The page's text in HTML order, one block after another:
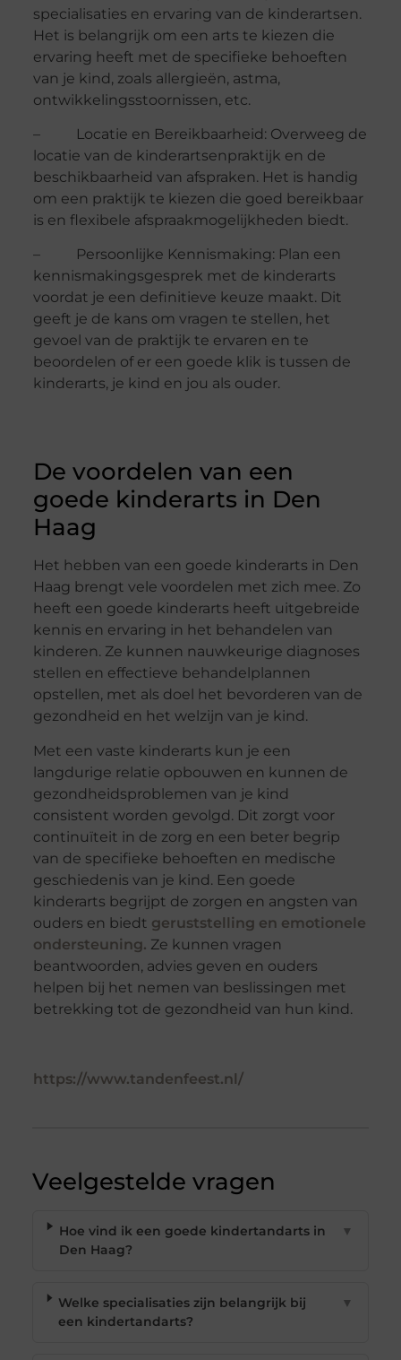
specialisaties en ervaring van de kinderartsen.
Het is belangrijk om een arts te kiezen die
ervaring heeft met de specifieke behoeften
van je kind, zoals allergieën, astma,
ontwikkelingsstoornissen, etc.
– Locatie en Bereikbaarheid: Overweeg de
locatie van de kinderartsenpraktijk en de
beschikbaarheid van afspraken. Het is handig
om een praktijk te kiezen die goed bereikbaar
is en flexibele afspraakmogelijkheden biedt.
– Persoonlijke Kennismaking: Plan een
kennismakingsgesprek met de kinderarts
voordat je een definitieve keuze maakt. Dit
geeft je de kans om vragen te stellen, het
gevoel van de praktijk te ervaren en te
beoordelen of er een goede klik is tussen de
kinderarts, je kind en jou als ouder.
De voordelen van een
goede kinderarts in Den
Haag
Het hebben van een goede kinderarts in Den
Haag brengt vele voordelen met zich mee. Zo
heeft een goede kinderarts heeft uitgebreide
kennis en ervaring in het behandelen van
kinderen. Ze kunnen nauwkeurige diagnoses
stellen en effectieve behandelplannen
opstellen, met als doel het bevorderen van de
gezondheid en het welzijn van je kind.
Met een vaste kinderarts kun je een
langdurige relatie opbouwen en kunnen de
gezondheidsproblemen van je kind
consistent worden gevolgd. Dit zorgt voor
continuïteit in de zorg en een beter begrip
van de specifieke behoeften en medische
geschiedenis van je kind. Een goede
kinderarts begrijpt de zorgen en angsten van
ouders en biedt geruststelling en emotionele
ondersteuning. Ze kunnen vragen
beantwoorden, advies geven en ouders
helpen bij het nemen van beslissingen met
betrekking tot de gezondheid van hun kind.
https://www.tandenfeest.nl/
Veelgestelde vragen
Hoe vind ik een goede kindertandarts in
Den Haag?
▼
Welke specialisaties zijn belangrijk bij
een kindertandarts?
▼